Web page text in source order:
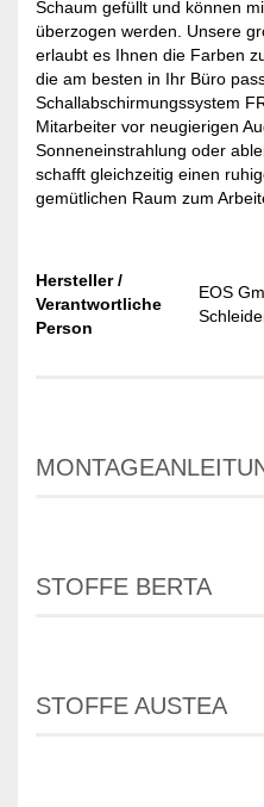
Schaum gefüllt und können
überzogen werden. Unsere
erlaubt es Ihnen die Farben
die am besten in Ihr Büro
Schallabschirmungssystem
Mitarbeiter vor neugierigen
Sonneneinstrahlung oder
schafft gleichzeitig einen
gemütlichen Raum zum
Hersteller /
Verantwortliche
Person
EOS
STOFFE BERTA
STOFFE AUSTEA